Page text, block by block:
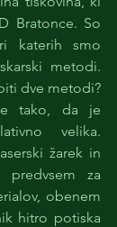
Bratonce. So
katerih smo
metodi.
dve metodi?
tako, da je
velika.
žarek in
za
obenem
hitro potiska